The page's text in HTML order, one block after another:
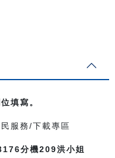
填寫。
服務/下載專區
分機209洪小姐